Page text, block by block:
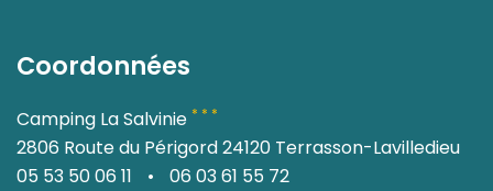
Coordonnées
Camping La Salvinie * * *
2806 Route du Périgord 24120 Terrasson-Lavilledieu
05 53 50 06 11
•
06 03 61 55 72